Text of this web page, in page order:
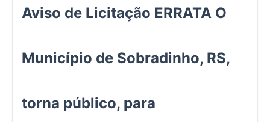
Aviso de Licitação ERRATA O
Município de Sobradinho, RS,
torna público, para